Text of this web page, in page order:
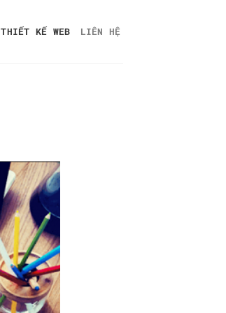
THIẾT KẾ WEB LIÊN HỆ